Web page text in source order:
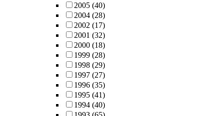
2005 (40)
2004 (28)
2002 (17)
2001 (32)
2000 (18)
1999 (28)
1998 (29)
1997 (27)
1996 (35)
1995 (41)
1994 (40)